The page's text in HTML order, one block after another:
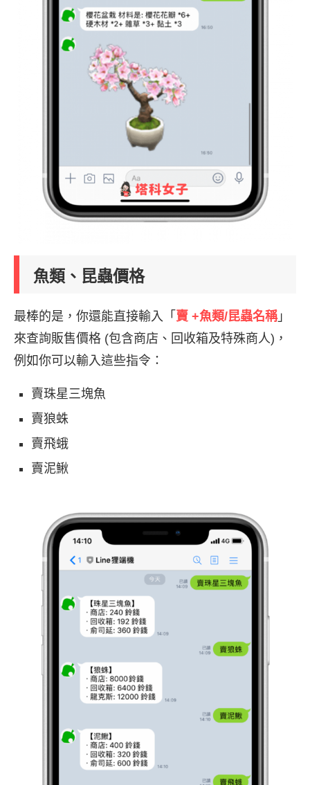
魚類、昆蟲價格
最棒的是，你還能直接輸入「 賣 +魚類/昆蟲名稱」
來查詢販售價格 (包含商店、回收箱及特殊商人)，
例如你可以輸入這些指令：
賣珠星三塊魚
賣狼蛛
賣飛蛾
賣泥鰍